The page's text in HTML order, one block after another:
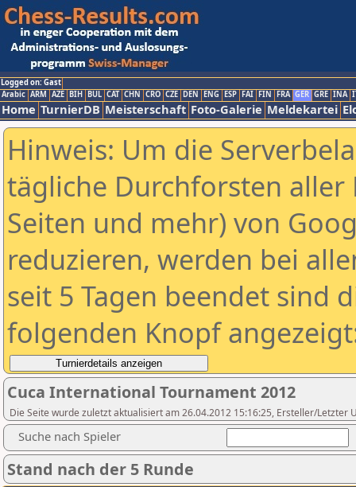
Logged on: Gast
Arabic ARM AZE BIH BUL CAT CHN CRO CZE DEN ENG ESP FAI FIN FRA GER GRE INA
Home TurnierDB Meisterschaft Foto-Galerie Meldekartei
Hinweis: Um die
tägliche Durchforsten aller
Seiten und mehr) von
reduzieren, werden bei
seit 5 Tagen beendet sind
folgenden Knopf
Cuca International Tournament 2012
Die Seite wurde zuletzt aktualisiert am 26.04.2012 15:16:25, Ersteller/Letzter
Suche nach Spieler
Stand nach der 5 Runde